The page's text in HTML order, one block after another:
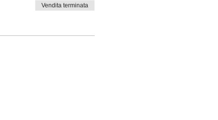
Vendita terminata